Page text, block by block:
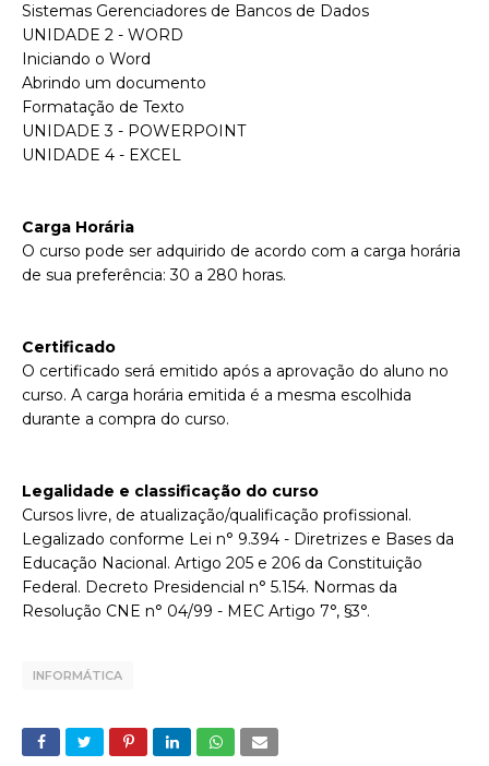
Sistemas Gerenciadores de Bancos de Dados
UNIDADE 2 - WORD
Iniciando o Word
Abrindo um documento
Formatação de Texto
UNIDADE 3 - POWERPOINT
UNIDADE 4 - EXCEL
Carga Horária
O curso pode ser adquirido de acordo com a carga horária
de sua preferência: 30 a 280 horas.
Certificado
O certificado será emitido após a aprovação do aluno no
curso. A carga horária emitida é a mesma escolhida
durante a compra do curso.
Legalidade e classificação do curso
Cursos livre, de atualização/qualificação profissional.
Legalizado conforme Lei n° 9.394 - Diretrizes e Bases da
Educação Nacional. Artigo 205 e 206 da Constituição
Federal. Decreto Presidencial n° 5.154. Normas da
Resolução CNE n° 04/99 - MEC Artigo 7°, §3°.
INFORMÁTICA